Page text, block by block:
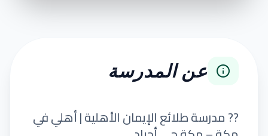
عن المدرسة
?? مدرسة طلائع الإيمان الأهلية | أهلي في